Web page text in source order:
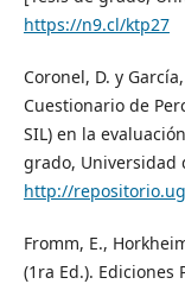
https://n9.cl/ktp27
Coronel, D. y
Cuestionario de
SIL) en la
grado, Universidad
http://
Fromm, E.,
(1ra Ed.). Ediciones